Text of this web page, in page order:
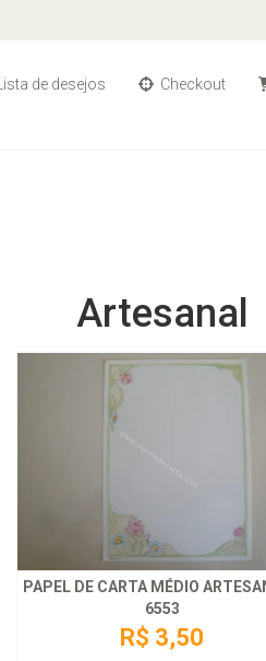
Lista de desejos Checkout
Artesanal
PAPEL DE CARTA MÉDIO
6553
R$ 3,50